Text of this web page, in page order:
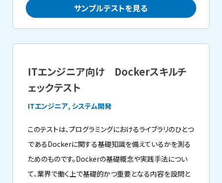
サンプルテストを見る
ITエンジニア向け Dockerスキルチ
ェックテスト
ITエンジニア, システム開発
このテストは、プログラミングにおけるライブラリのひとつ
であるDockerに関する基礎知識を備えているかを測る
ためのものです。Dockerの基礎概念や実践手法につい
て、業界で働く上で基礎的かつ重要となる内容を設問と